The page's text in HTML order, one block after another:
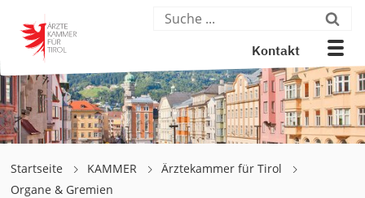
Kontakt
Startseite KAMMER
Ärztekammer für Tirol
Organe & Gremien